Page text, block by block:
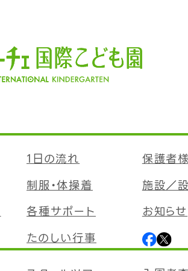
1日の流れ
制服・体操着
各種サポート
たのしい行事
保護者
施設／
お知らせ